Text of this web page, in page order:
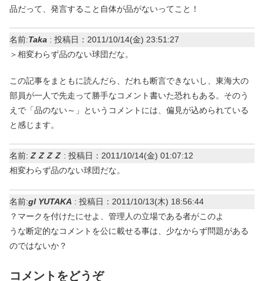
品だって、発言すること自体が品がないってこと！
名前:Taka : 投稿日：2011/10/14(金) 23:51:27
＞相変わらず品のない球団だな。
この記事をまともに読んだら、だれも断言できないし、東海大の
部員が一人で先走って勝手なコメント書いた恐れもある。そのう
えで「品のない～」というコメントには、偏見が込められている
と感じます。
名前: ＺＺＺＺ : 投稿日：2011/10/14(金) 01:07:12
相変わらず品のない球団だな。
名前:gl YUTAKA : 投稿日：2011/10/13(木) 18:56:44
？マークを付けたにせよ、管理人の立場である者がこのよ
うな断定的なコメントを公に載せる事は、少なからず問題がある
のではないか？
コメントをどうぞ